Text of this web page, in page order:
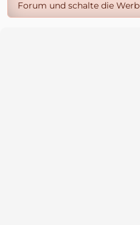
Forum und schalte die